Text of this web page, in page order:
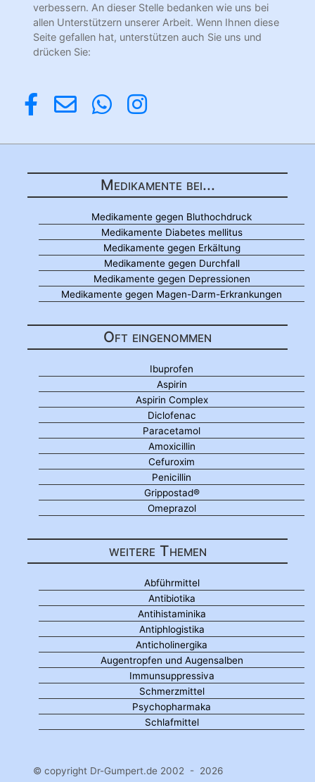
verbessern. An dieser Stelle bedanken wie uns bei
allen Unterstützern unserer Arbeit. Wenn Ihnen diese
Seite gefallen hat, unterstützen auch Sie uns und
drücken Sie:
Medikamente bei...
Medikamente gegen Bluthochdruck
Medikamente Diabetes mellitus
Medikamente gegen Erkältung
Medikamente gegen Durchfall
Medikamente gegen Depressionen
Medikamente gegen Magen-Darm-Erkrankungen
Oft eingenommen
Ibuprofen
Aspirin
Aspirin Complex
Diclofenac
Paracetamol
Amoxicillin
Cefuroxim
Penicillin
Grippostad®
Omeprazol
weitere Themen
Abführmittel
Antibiotika
Antihistaminika
Antiphlogistika
Anticholinergika
Augentropfen und Augensalben
Immunsuppressiva
Schmerzmittel
Psychopharmaka
Schlafmittel
© copyright Dr-Gumpert.de 2002 - 2026